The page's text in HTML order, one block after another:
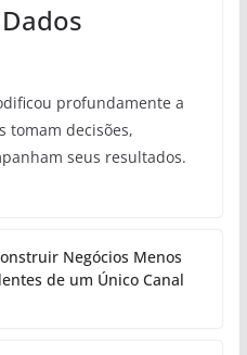
profundamente a
tomam decisões,
seus resultados.
Negócios Menos
de um Único Canal